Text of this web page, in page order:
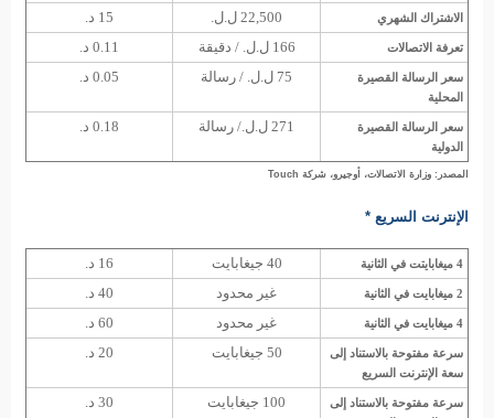
الاشتراك الشهري 22,500 ل.ل. 15 د.
تعرفة الاتصالات 166 ل.ل. / دقيقة 0.11 د.
سعر الرسالة القصيرة
المحلية
75 ل.ل. / رسالة 0.05 د.
سعر الرسالة القصيرة
الدولية
271 ل.ل./ رسالة 0.18 د.
المصدر: وزارة الاتصالات، أوجيرو، شركة Touch
الإنترنت السريع *
4 ميغابايتت في الثانية 40 جيغابايت 16 د.
2 ميغابايت في الثانية غير محدود 40 د.
4 ميغابايت في الثانية غير محدود 60 د.
سرعة مفتوحة بالاستناد إلى
سعة الإنترنت السريع
50 جيغابايت 20 د.
سرعة مفتوحة بالاستناد إلى
100 جيغابايت 30 د.